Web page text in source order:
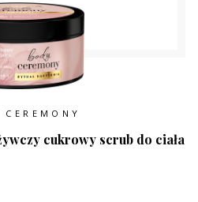
cukrowy scrub do ciała